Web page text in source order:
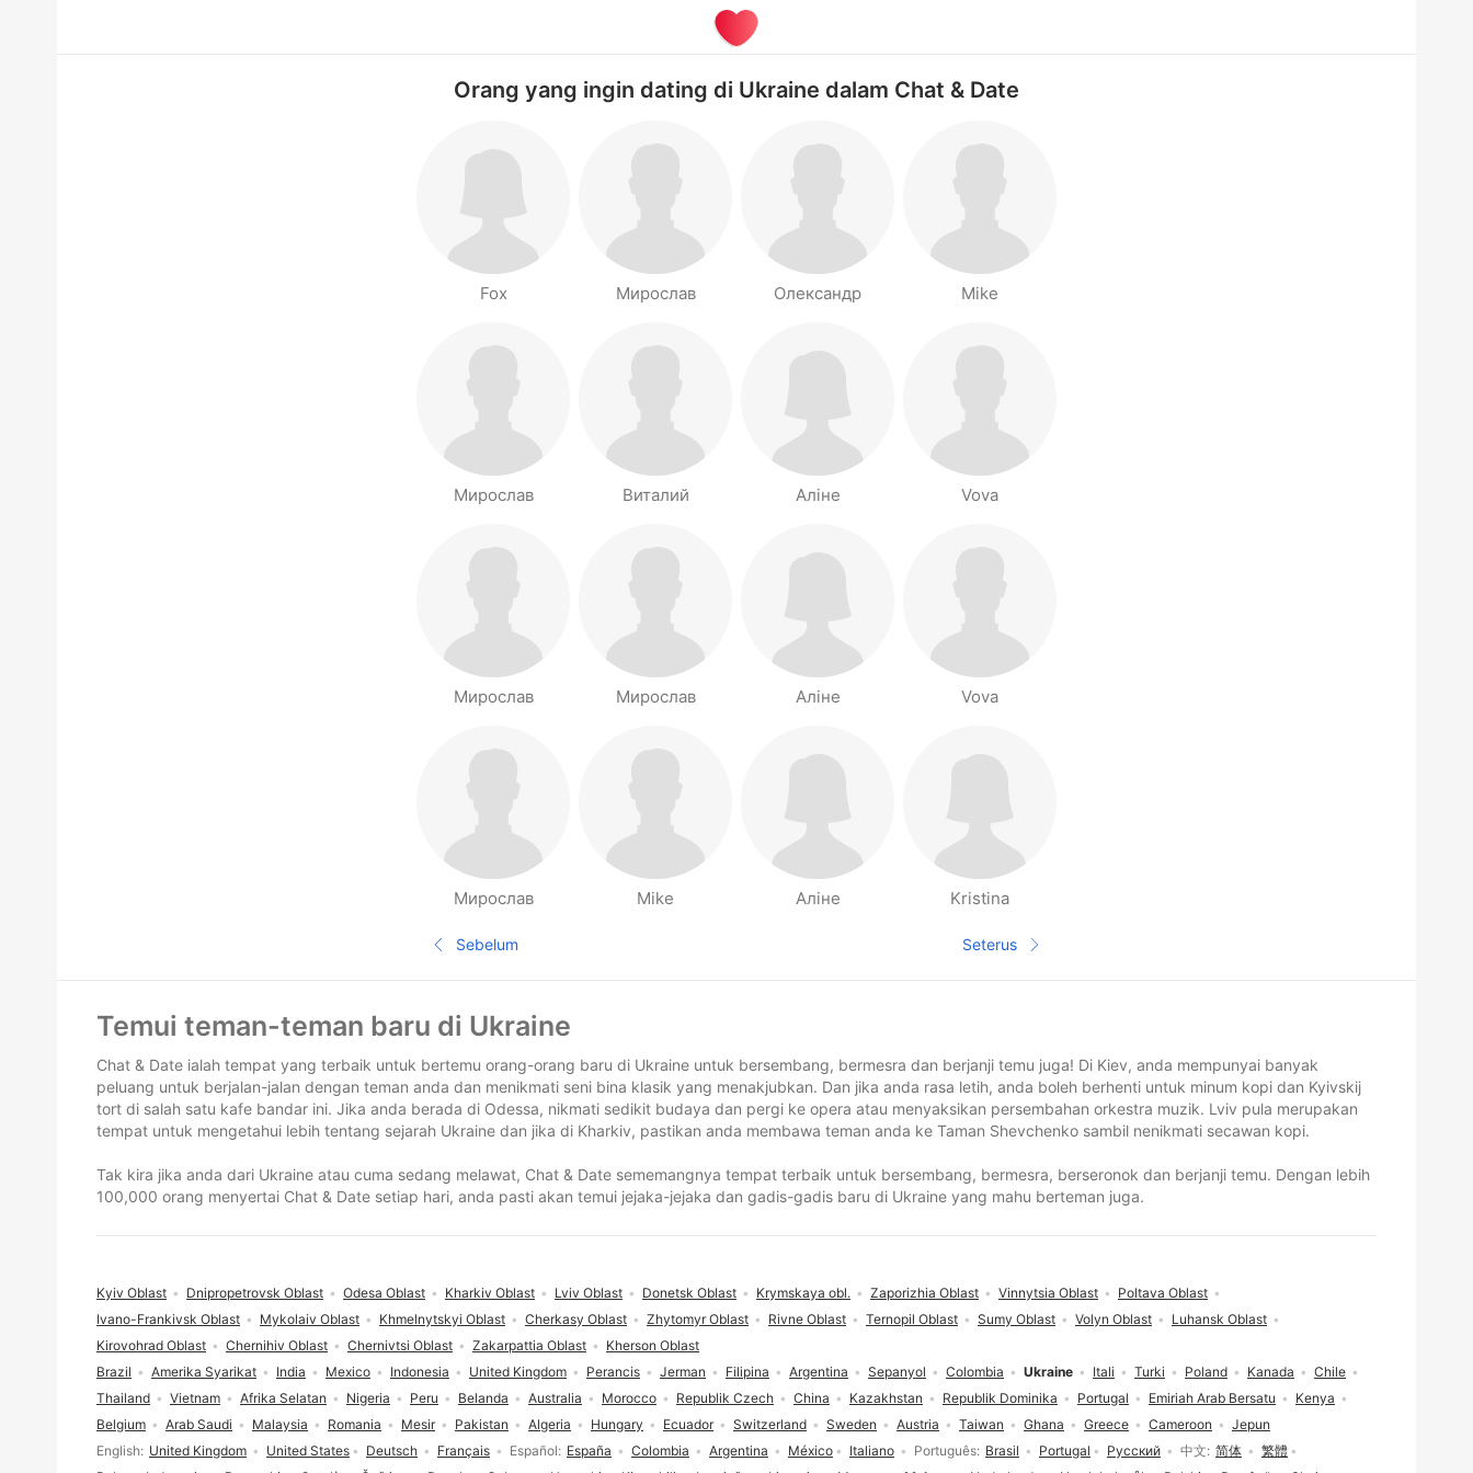
Orang yang ingin dating di Ukraine dalam Chat & Date
Fox Мирослав Олександр Mike
Мирослав Виталий Аліне Vova
Мирослав Мирослав Аліне Vova
Мирослав Mike Аліне Kristina
Halaman sebelumnya
Sebelum
Halaman selanjutnya
Seterus
Temui teman-teman baru di Ukraine
Chat & Date ialah tempat yang terbaik untuk bertemu orang-orang baru di Ukraine untuk bersembang, bermesra dan berjanji temu juga! Di Kiev, anda mempunyai banyak
peluang untuk berjalan-jalan dengan teman anda dan menikmati seni bina klasik yang menakjubkan. Dan jika anda rasa letih, anda boleh berhenti untuk minum kopi dan Kyivskij
tort di salah satu kafe bandar ini. Jika anda berada di Odessa, nikmati sedikit budaya dan pergi ke opera atau menyaksikan persembahan orkestra muzik. Lviv pula merupakan
tempat untuk mengetahui lebih tentang sejarah Ukraine dan jika di Kharkiv, pastikan anda membawa teman anda ke Taman Shevchenko sambil nenikmati secawan kopi.
Tak kira jika anda dari Ukraine atau cuma sedang melawat, Chat & Date sememangnya tempat terbaik untuk bersembang, bermesra, berseronok dan berjanji temu. Dengan lebih
100,000 orang menyertai Chat & Date setiap hari, anda pasti akan temui jejaka-jejaka dan gadis-gadis baru di Ukraine yang mahu berteman juga.
Pilihan bahasa
English United Kingdom United States Deutsch Français Español España Colombia Argentina México Italiano Português Brasil Portugal Русский 中文 简体
繁體
Brazil Amerika Syarikat India Mexico Indonesia United Kingdom Perancis Jerman Filipina Argentina Sepanyol Colombia Ukraine Itali Turki Poland Kanada
Chile
Thailand
Vietnam Afrika Selatan Nigeria Peru Belanda Australia Morocco Republik Czech China Kazakhstan Republik Dominika Portugal Emiriah Arab Bersatu
Kenya
Belgium
Arab Saudi Malaysia Romania Mesir Pakistan Algeria Hungary Ecuador Switzerland Sweden Austria Taiwan Ghana Greece Cameroon Jepun
Kyiv Oblast Dnipropetrovsk Oblast Odesa Oblast Kharkiv Oblast Lviv Oblast Donetsk Oblast Krymskaya obl. Zaporizhia Oblast Vinnytsia Oblast
Poltava Oblast
Ivano-Frankivsk Oblast
Mykolaiv Oblast Khmelnytskyi Oblast Cherkasy Oblast Zhytomyr Oblast Rivne Oblast Ternopil Oblast Sumy Oblast Volyn Oblast
Luhansk Oblast
Kirovohrad Oblast
Chernihiv Oblast Chernivtsi Oblast Zakarpattia Oblast Kherson Oblast